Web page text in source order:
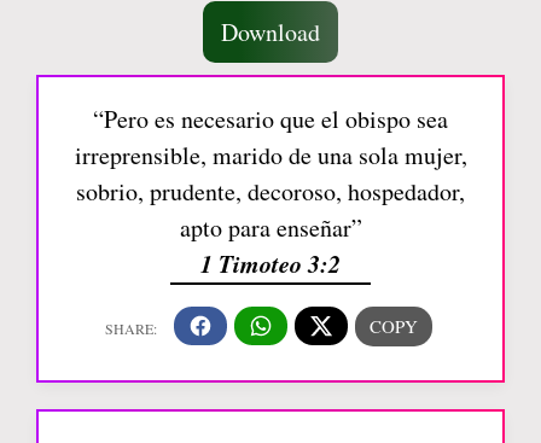
Download
“Pero es necesario que el obispo sea
irreprensible, marido de una sola mujer,
sobrio, prudente, decoroso, hospedador,
apto para enseñar”
1 Timoteo 3:2